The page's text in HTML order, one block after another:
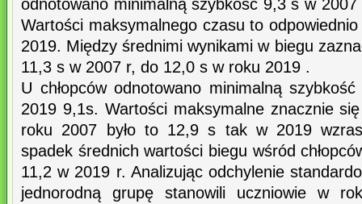
odnotowano minimalną szybkość 9,3 s w
Wartości maksymalnego czasu to
2019. Między średnimi wynikami w biegu
11,3 s w 2007 r, do 12,0 s w roku 2019 .
U chłopców odnotowano minimalną
2019 9,1s. Wartości maksymalne znacznie
roku 2007 było to 12,9 s tak w 2019
spadek średnich wartości biegu wśród
11,2 w 2019 r. Analizując odchylenie
jednorodną grupę stanowili uczniowie w